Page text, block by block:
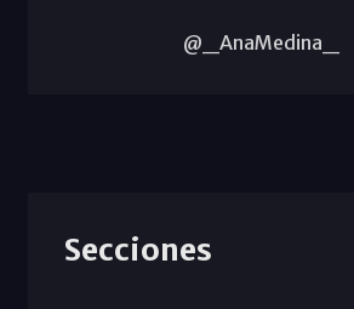
@_AnaMedina_
Secciones